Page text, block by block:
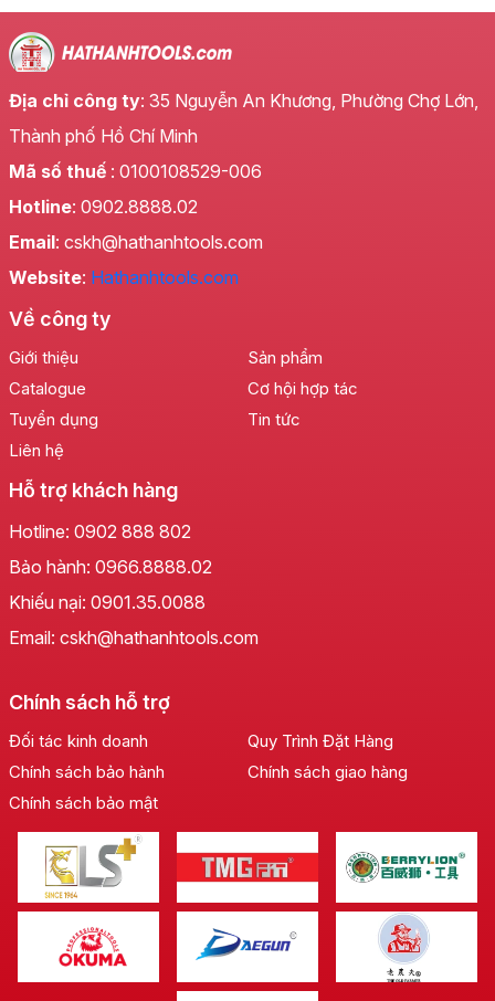
Búa lục giác cán nhựa LS+
ngoài hiện đại mà còn tích hợp những cải tiến vượt
bậc về mặt kỹ thuật. Đầu búa được chế tác từ thép
chịu va đập mạnh mẽ và chống mài mòn hiệu quả.
Hình dạng lục giác độc đáo giúp tối ưu hóa lực tác
động, cho phép thực hiện các công việc đục, phá,
đóng đinh một cách chính xác và hiệu quả hơn bao
giờ hết. Thiết kế này giảm thiểu sự trượt, đảm bảo mỗi
nhát búa đều phát huy tối đa sức mạnh.
Cán Nhựa Ergonomic, An Toàn và Tiện
Địa chỉ công ty: 35 Nguyễn An Khương, Phường Chợ Lớn,
Thành phố Hồ Chí Minh
Mã số thuế : 0100108529-006
Hotline: 0902.8888.02
Email: cskh@hathanhtools.com
Website: Hathanhtools.com
Về công ty
Giới thiệu
Sản phẩm
Catalogue
Cơ hội hợp tác
Tuyển dụng
Tin tức
Liên hệ
Hỗ trợ khách hàng
Hotline: 0902 888 802
Bảo hành: 0966.8888.02
Khiếu nại: 0901.35.0088
Email: cskh@hathanhtools.com
Chính sách hỗ trợ
Đối tác kinh doanh
Quy Trình Đặt Hàng
Chính sách bảo hành
Chính sách giao hàng
Chính sách bảo mật